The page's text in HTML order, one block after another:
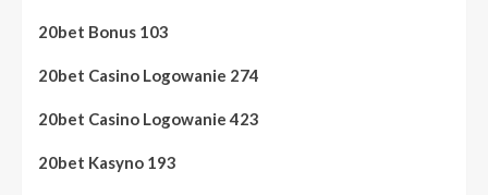
20bet Bonus 103
20bet Casino Logowanie 274
20bet Casino Logowanie 423
20bet Kasyno 193